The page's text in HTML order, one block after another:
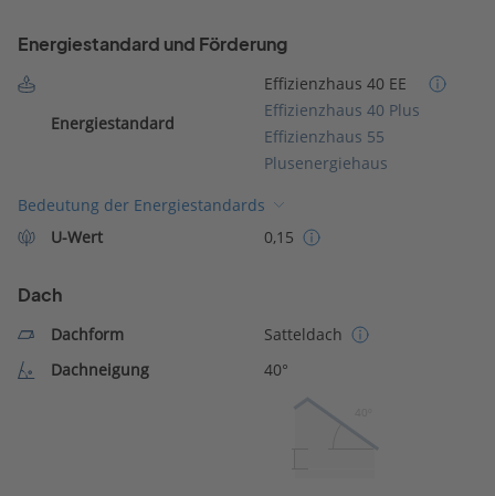
Energiestandard und Förderung
Energiestandard
Effizienzhaus 40 EE
Effizienzhaus 40 Plus
Effizienzhaus 55
Plusenergiehaus
Bedeutung der Energiestandards
U-Wert
0,15
Dach
Dachform
Satteldach
Dachneigung
40°